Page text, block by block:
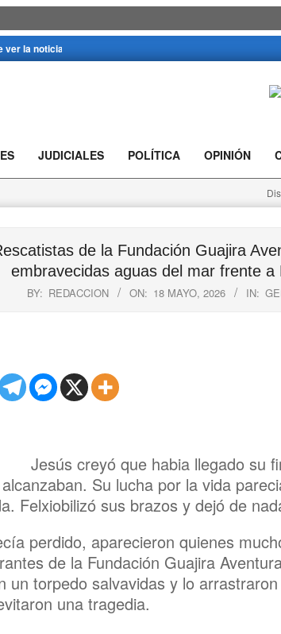
ver la noticia
JUDICIALES POLÍTICA OPINIÓN
de la Fundación Guajira
embravecidas aguas del mar frente a
BY: REDACCION ON: 18 MAYO, 2026 IN:
Jesús creyó que habia llegado su
Su lucha por la vida
Felxiobilizó sus brazos y dejó de
perdido, aparecieron quienes
de la Fundación Guajira
un torpedo salvavidas y lo
una tragedia.